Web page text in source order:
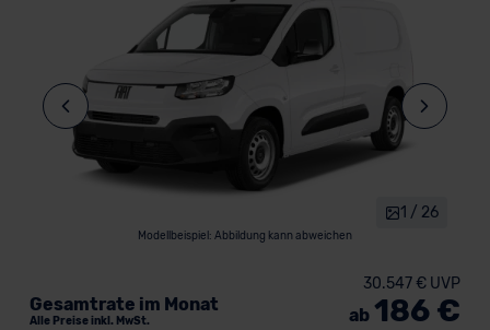
Modellbeispiel: Abbildung kann abweichen
1 / 26
Gesamtrate im Monat
Alle Preise inkl. MwSt.
30.547 € UVP
ab 186 €